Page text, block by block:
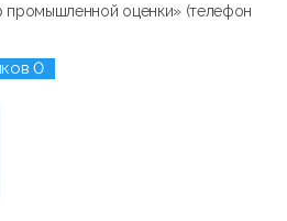
промышленной оценки» (телефон
0